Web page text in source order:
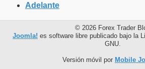
Adelante
© 2026 Forex Trader
Joomla! es software libre publicado bajo la
GNU.
Versión móvil por Mobile